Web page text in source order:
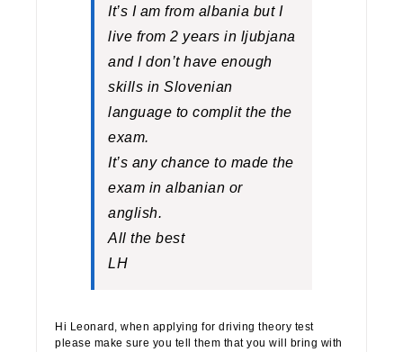
It’s I am from albania but I
live from 2 years in ljubjana
and I don’t have enough
skills in Slovenian
language to complit the the
exam.
It’s any chance to made the
exam in albanian or
anglish.
All the best
LH
Hi Leonard, when applying for driving theory test
please make sure you tell them that you will bring with